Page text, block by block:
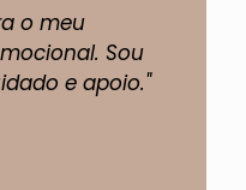
o meu
Sou
e apoio."